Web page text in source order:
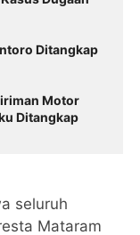
Ditangkap
Motor
Ditangkap
seluruh
Mataram